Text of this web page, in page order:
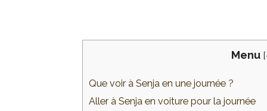
Menu [
Que voir à Senja en une journée ?
Aller à Senja en voiture pour la journée